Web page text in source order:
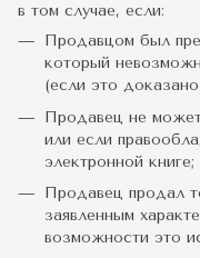
в том случае, если:
Продавцом был
который
(если это
Продавец не
или если
электронной книге;
Продавец продал
заявленным
возможности это